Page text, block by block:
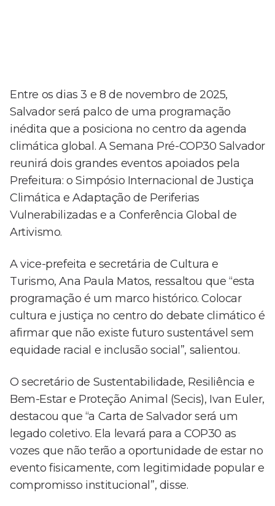
Entre os dias 3 e 8 de novembro de 2025,
Salvador será palco de uma programação
inédita que a posiciona no centro da agenda
climática global. A Semana Pré-COP30 Salvador
reunirá dois grandes eventos apoiados pela
Prefeitura: o Simpósio Internacional de Justiça
Climática e Adaptação de Periferias
Vulnerabilizadas e a Conferência Global de
Artivismo.
A vice-prefeita e secretária de Cultura e
Turismo, Ana Paula Matos, ressaltou que “esta
programação é um marco histórico. Colocar
cultura e justiça no centro do debate climático é
afirmar que não existe futuro sustentável sem
equidade racial e inclusão social”, salientou.
O secretário de Sustentabilidade, Resiliência e
Bem-Estar e Proteção Animal (Secis), Ivan Euler,
destacou que “a Carta de Salvador será um
legado coletivo. Ela levará para a COP30 as
vozes que não terão a oportunidade de estar no
evento fisicamente, com legitimidade popular e
compromisso institucional”, disse.